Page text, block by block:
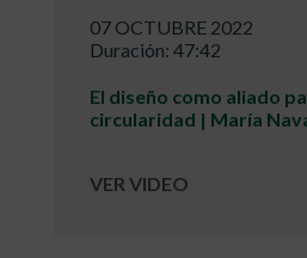
07 OCTUBRE 2022
Duración: 47:42
El diseño como aliado
circularidad | María
VER VIDEO